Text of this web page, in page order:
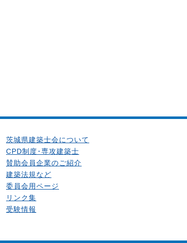
茨城県建築士会について
CPD制度･専攻建築士
賛助会員企業のご紹介
建築法規など
委員会用ページ
リンク集
受験情報